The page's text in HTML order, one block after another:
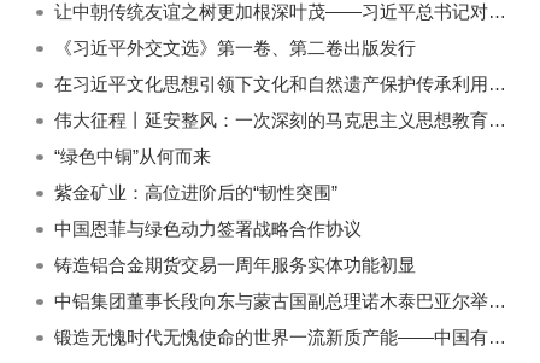
让中朝传统友谊之树更加根深叶茂——习近平总书记对朝鲜进行国事访问纪实
《习近平外交文选》第一卷、第二卷出版发行
在习近平文化思想引领下文化和自然遗产保护传承利用工作开创新局面
伟大征程丨延安整风：一次深刻的马克思主义思想教育运动
“绿色中铜”从何而来
紫金矿业：高位进阶后的“韧性突围”
中国恩菲与绿色动力签署战略合作协议
铸造铝合金期货交易一周年服务实体功能初显
中铝集团董事长段向东与蒙古国副总理诺木泰巴亚尔举行会谈
锻造无愧时代无愧使命的世界一流新质产能——中国有色金属工业的战略应对与破局之道（二）